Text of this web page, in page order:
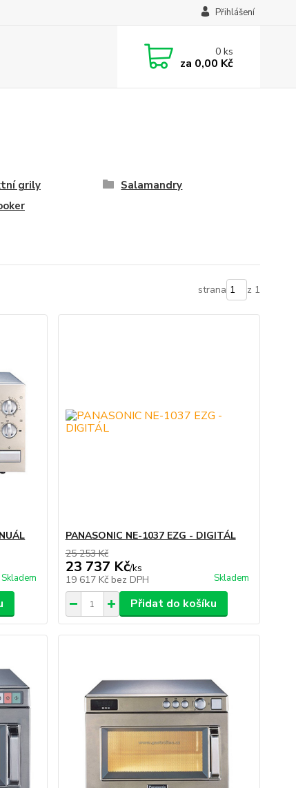
Přihlášení
0ks
za 0,00 Kč
grily
Salamandry
strana z 1
Skladem
PANASONIC NE-1037 EZG - DIGITÁL
25 253 Kč
23 737 Kč/ks
19 617 Kč bez DPH Skladem
Přidat do košíku